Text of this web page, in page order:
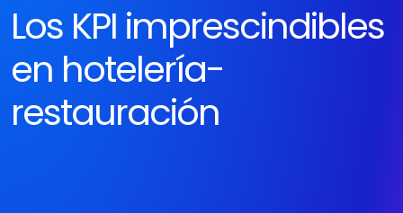
Los KPI imprescindibles
en hotelería-
restauración